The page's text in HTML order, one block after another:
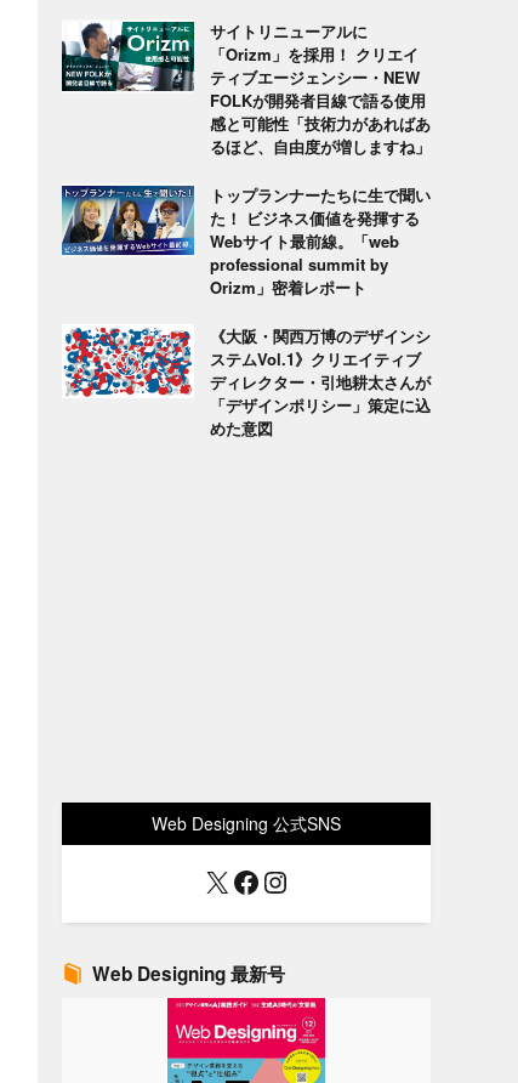
サイトリニューアルに
「Orizm」を採用！ クリエイ
ティブエージェンシー・NEW
FOLKが開発者目線で語る使用
感と可能性「技術力があればあ
るほど、自由度が増しますね」
トップランナーたちに生で聞い
た！ ビジネス価値を発揮する
Webサイト最前線。「web
professional summit by
Orizm」密着レポート
《大阪・関西万博のデザインシ
ステムVol.1》クリエイティブ
ディレクター・引地耕太さんが
「デザインポリシー」策定に込
めた意図
Web Designing 公式SNS
X Facebook
Instagram
Web Designing 最新号